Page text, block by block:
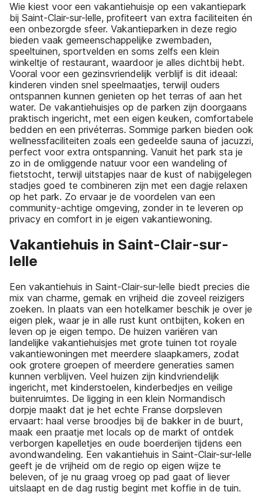
Wie kiest voor een vakantiehuisje op een vakantiepark
bij Saint-Clair-sur-lelle, profiteert van extra faciliteiten én
een onbezorgde sfeer. Vakantieparken in deze regio
bieden vaak gemeenschappelijke zwembaden,
speeltuinen, sportvelden en soms zelfs een klein
winkeltje of restaurant, waardoor je alles dichtbij hebt.
Vooral voor een gezinsvriendelijk verblijf is dit ideaal:
kinderen vinden snel speelmaatjes, terwijl ouders
ontspannen kunnen genieten op het terras of aan het
water. De vakantiehuisjes op de parken zijn doorgaans
praktisch ingericht, met een eigen keuken, comfortabele
bedden en een privéterras. Sommige parken bieden ook
wellnessfaciliteiten zoals een gedeelde sauna of jacuzzi,
perfect voor extra ontspanning. Vanuit het park sta je
zo in de omliggende natuur voor een wandeling of
fietstocht, terwijl uitstapjes naar de kust of nabijgelegen
stadjes goed te combineren zijn met een dagje relaxen
op het park. Zo ervaar je de voordelen van een
community-achtige omgeving, zonder in te leveren op
privacy en comfort in je eigen vakantiewoning.
Vakantiehuis in Saint-Clair-sur-
lelle
Een vakantiehuis in Saint-Clair-sur-lelle biedt precies die
mix van charme, gemak en vrijheid die zoveel reizigers
zoeken. In plaats van een hotelkamer beschik je over je
eigen plek, waar je in alle rust kunt ontbijten, koken en
leven op je eigen tempo. De huizen variëren van
landelijke vakantiehuisjes met grote tuinen tot royale
vakantiewoningen met meerdere slaapkamers, zodat
ook grotere groepen of meerdere generaties samen
kunnen verblijven. Veel huizen zijn kindvriendelijk
ingericht, met kinderstoelen, kinderbedjes en veilige
buitenruimtes. De ligging in een klein Normandisch
dorpje maakt dat je het echte Franse dorpsleven
ervaart: haal verse broodjes bij de bakker in de buurt,
maak een praatje met locals op de markt of ontdek
verborgen kapelletjes en oude boerderijen tijdens een
avondwandeling. Een vakantiehuis in Saint-Clair-sur-lelle
geeft je de vrijheid om de regio op eigen wijze te
beleven, of je nu graag vroeg op pad gaat of liever
uitslaapt en de dag rustig begint met koffie in de tuin.